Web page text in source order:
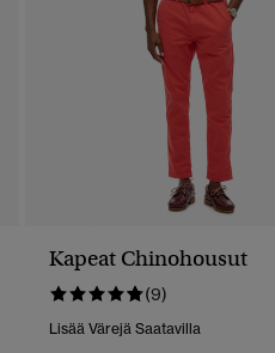
Kapeat Chinohousut
(9)
Lisää Värejä Saatavilla